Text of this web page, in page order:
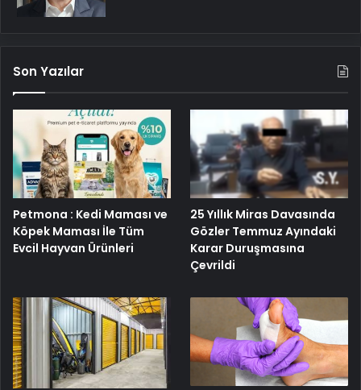
Son Yazılar
Petmona : Kedi Maması ve
Köpek Maması İle Tüm
Evcil Hayvan Ürünleri
25 Yıllık Miras Davasında
Gözler Temmuz Ayındaki
Karar Duruşmasına
Çevrildi